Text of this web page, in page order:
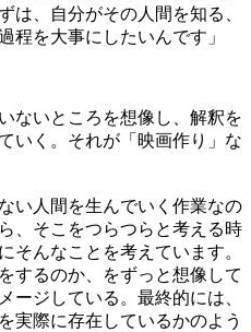
は、自分がその人間を知る、
程を大事にしたいんです」
ないところを想像し、解釈を
いく。それが「映画作り」な
い人間を生んでいく作業なの
、そこをつらつらと考える時
そんなことを考えています。
するのか、をずっと想像して
ージしている。最終的には、
実際に存在しているかのよう